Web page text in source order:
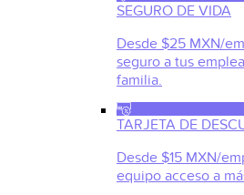
SEGURO DE VIDA
Desde $25 MXN/
seguro a tus
familia.
TARJETA DE
Desde $15 MXN/
equipo acceso a